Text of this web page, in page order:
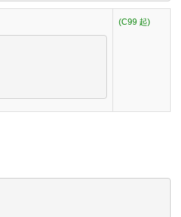
(C99 起)